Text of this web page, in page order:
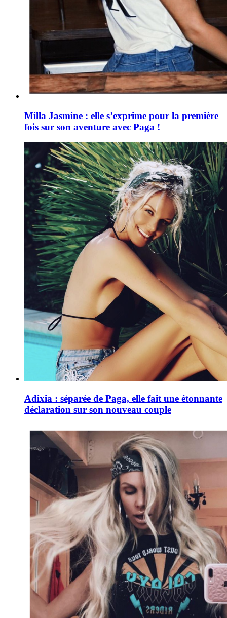
Milla Jasmine : elle s’exprime pour la première
fois sur son aventure avec Paga !
Adixia : séparée de Paga, elle fait une étonnante
déclaration sur son nouveau couple